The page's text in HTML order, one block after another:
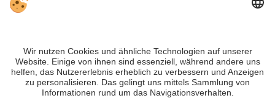
VIVOSüdtirol ist das Reiseportal für alle, die Südtirol nicht nur
besuchen, sondern wirklich erleben wollen – inklusive Tipps,
tollen Unterkünften und Angeboten.